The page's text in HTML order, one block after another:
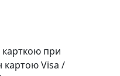
карткою при
картою Visa /